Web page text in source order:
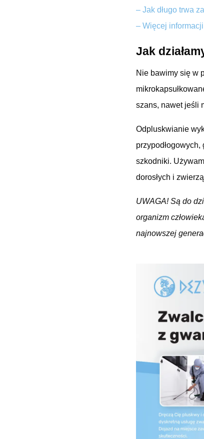
– Jak długo trwa
– Więcej
Jak
Nie bawimy się w
szans, nawet jeśli
Odpluskwianie
szkodniki.
dorosłych i
UWAGA! Są do
organizm
najnowszej